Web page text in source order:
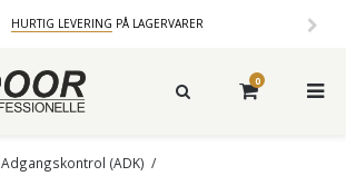
HURTIG LEVERING PÅ LAGERVARER
0
Adgangskontrol (ADK) /